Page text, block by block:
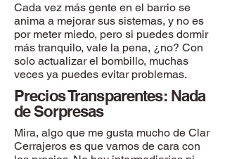
Cada vez más gente en el barrio se
anima a mejorar sus sistemas, y no es
por meter miedo, pero si puedes dormir
más tranquilo, vale la pena, ¿no? Con
solo actualizar el bombillo, muchas
veces ya puedes evitar problemas.
Precios Transparentes: Nada
de Sorpresas
Mira, algo que me gusta mucho de Clar
Cerrajeros es que vamos de cara con